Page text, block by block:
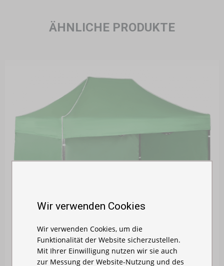
ÄHNLICHE PRODUKTE
Wir verwenden Cookies
Wir verwenden Cookies, um die
Funktionalität der Website sicherzustellen.
Mit Ihrer Einwilligung nutzen wir sie auch
zur Messung der Website-Nutzung und des